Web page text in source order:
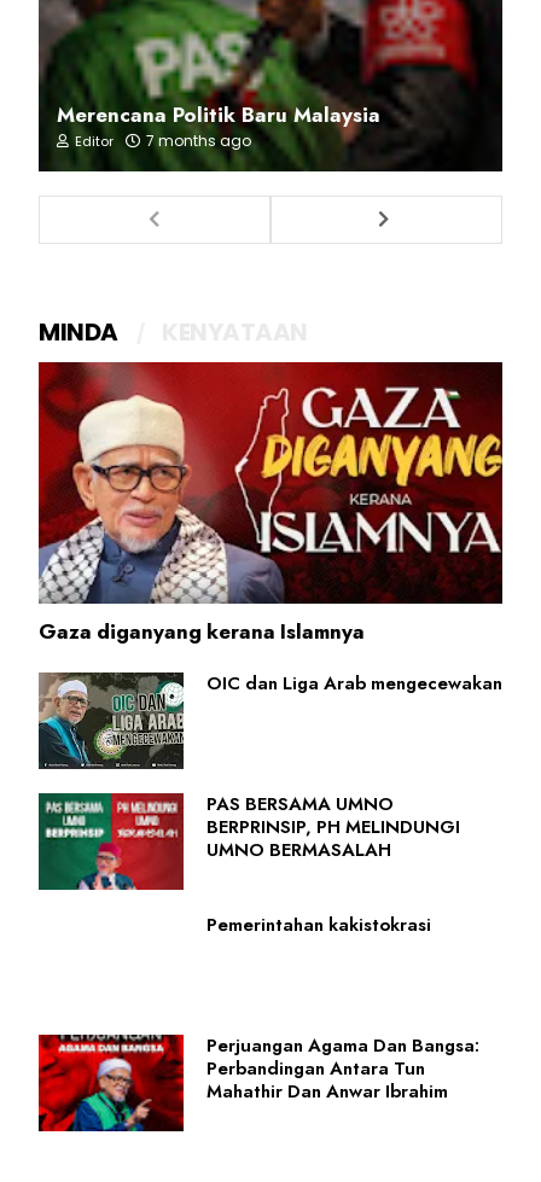
Merencana Politik Baru Malaysia
Editor 7 months ago
MINDA
Gaza diganyang kerana Islamnya
OIC dan Liga Arab mengecewakan
PAS BERSAMA UMNO
BERPRINSIP, PH MELINDUNGI
UMNO BERMASALAH
Pemerintahan kakistokrasi
Perjuangan Agama Dan Bangsa:
Perbandingan Antara Tun
Mahathir Dan Anwar Ibrahim